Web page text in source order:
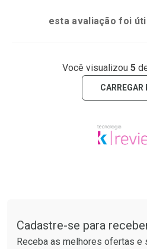
esta avaliação foi
Você visualizou 5
CARREGAR
Cadastre-se para
Receba as melhores ofertas e